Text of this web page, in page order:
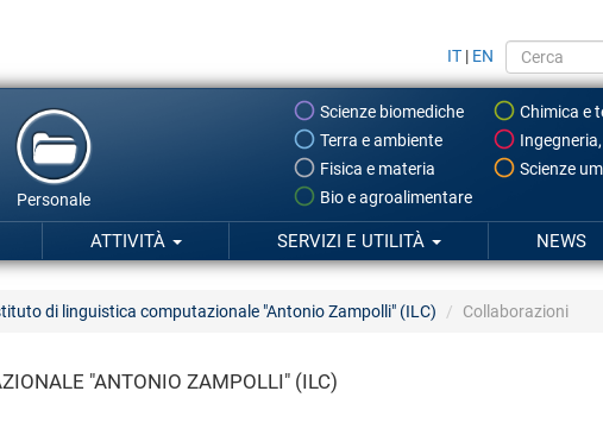
IT | EN
Scienze biomediche
Chimica e
Terra e ambiente
Fisica e materia
Scienze
Bio e agroalimentare
Personale
ATTIVITÀ SERVIZI E UTILITÀ NEWS
di linguistica computazionale "Antonio Zampolli" (ILC) Collaborazioni
"ANTONIO ZAMPOLLI" (ILC)